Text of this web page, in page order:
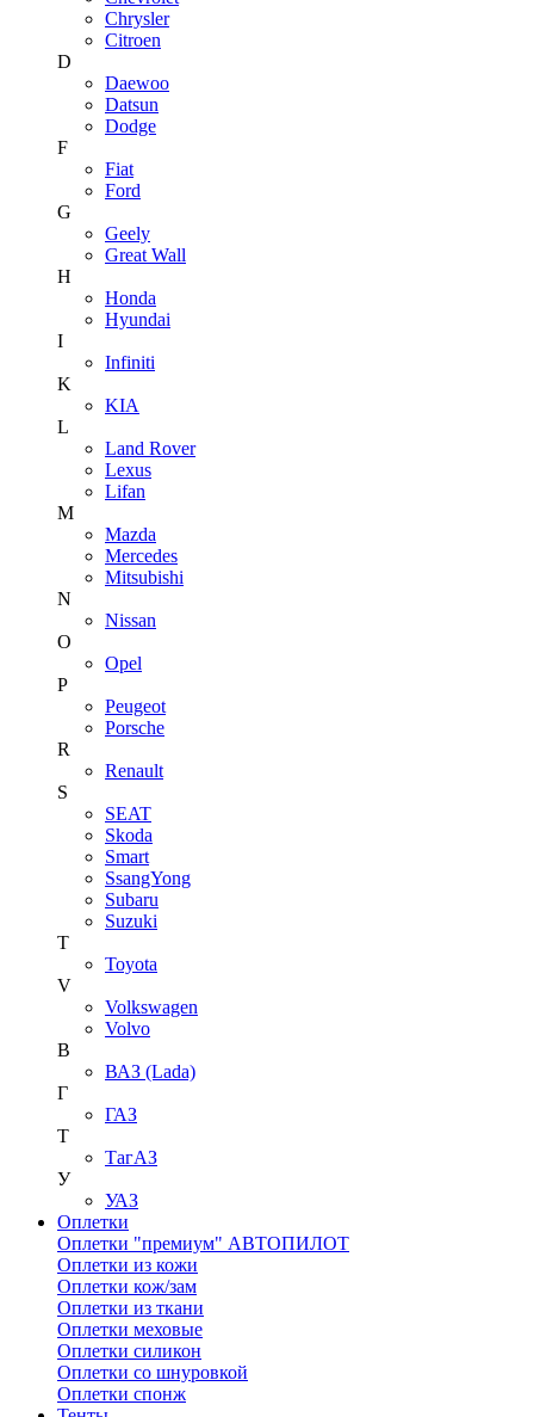
Chrysler
Citroen
D
Daewoo
Datsun
Dodge
F
Fiat
Ford
G
Geely
Great Wall
H
Honda
Hyundai
I
Infiniti
K
KIA
L
Land Rover
Lexus
Lifan
M
Mazda
Mercedes
Mitsubishi
N
Nissan
O
Opel
P
Peugeot
Porsche
R
Renault
S
SEAT
Skoda
Smart
SsangYong
Subaru
Suzuki
T
Toyota
V
Volkswagen
Volvo
В
ВАЗ (Lada)
Г
ГАЗ
Т
ТагАЗ
У
УАЗ
Оплетки
Оплетки "премиум" АВТОПИЛОТ
Оплетки из кожи
Оплетки кож/зам
Оплетки из ткани
Оплетки меховые
Оплетки силикон
Оплетки со шнуровкой
Оплетки спонж